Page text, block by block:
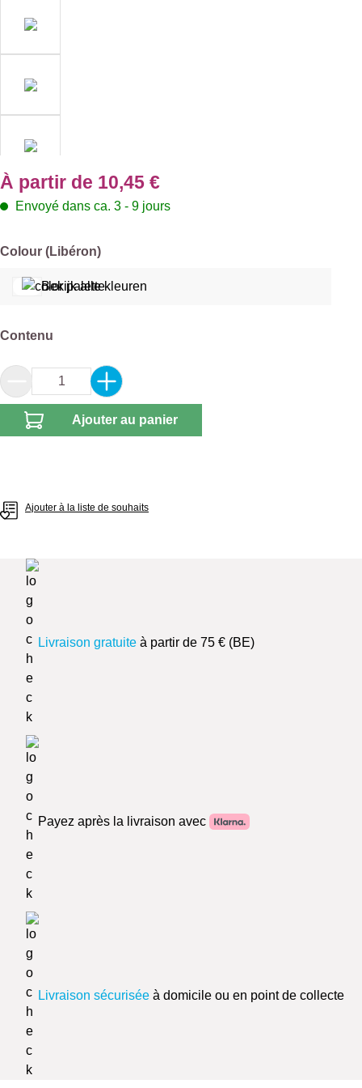
À partir de 10,45 €
Envoyé dans ca. 3 - 9 jours
Sélectionnez
Colour (Libéron)
Bekijk alle kleuren
Sélectionnez
Contenu
Quantité de produit : Entrez la quantité
Ajouter au panier
Ajouter à la liste de souhaits
Livraison gratuite à partir de 75 € (BE)
Payez après la livraison avec
Livraison sécurisée à domicile ou en point de collecte